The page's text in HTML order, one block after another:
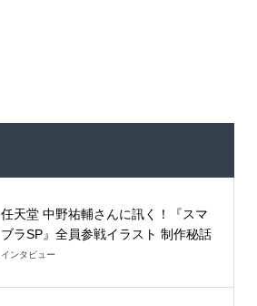
任天堂 中野祐輔さんに訊く！『スマ
ブラSP』全員参戦イラスト 制作秘話
インタビュー